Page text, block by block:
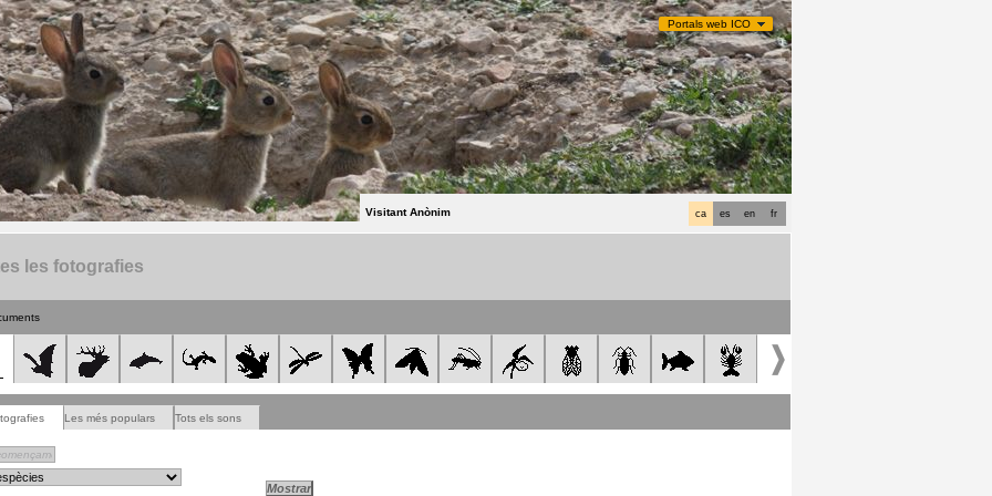
Portals web ICO
fr
en
es
ca
Visitant Anònim
les fotografies
Les més populars Tots els sons